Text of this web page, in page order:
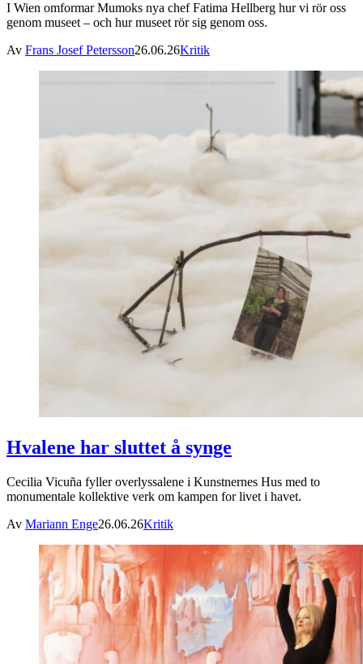
I Wien omformar Mumoks nya chef Fatima Hellberg hur vi rör oss
genom museet – och hur museet rör sig genom oss.
Av Frans Josef Petersson26.06.26Kritik
Hvalene har sluttet å synge
Cecilia Vicuña fyller overlyssalene i Kunstnernes Hus med to
monumentale kollektive verk om kampen for livet i havet.
Av Mariann Enge26.06.26Kritik